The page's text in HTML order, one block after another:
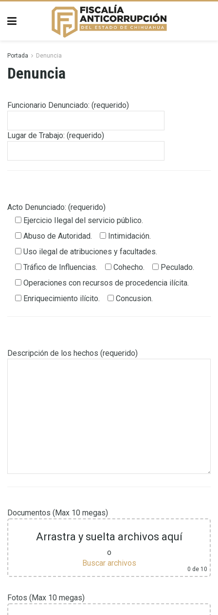
Portada Denuncia
Denuncia
Funcionario Denunciado: (requerido)
Lugar de Trabajo: (requerido)
Acto Denunciado: (requerido)
Ejercicio Ilegal del servicio público.
Abuso de Autoridad.
Intimidación.
Uso ilegal de atribuciones y facultades.
Tráfico de Influencias.
Cohecho.
Peculado.
Operaciones con recursos de procedencia ilícita.
Enriquecimiento ilícito.
Concusion.
Descripción de los hechos (requerido)
Documentos (Max 10 megas)
Arrastra y suelta archivos aquí
o
Buscar archivos
0 de 10
Fotos (Max 10 megas)